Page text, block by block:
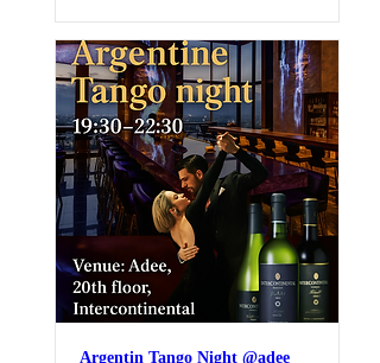
Argentin Tango Night @adee